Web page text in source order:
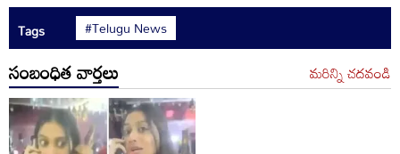
Tags #Telugu News
సంబంధిత వార్తలు మరిన్ని చదవండి